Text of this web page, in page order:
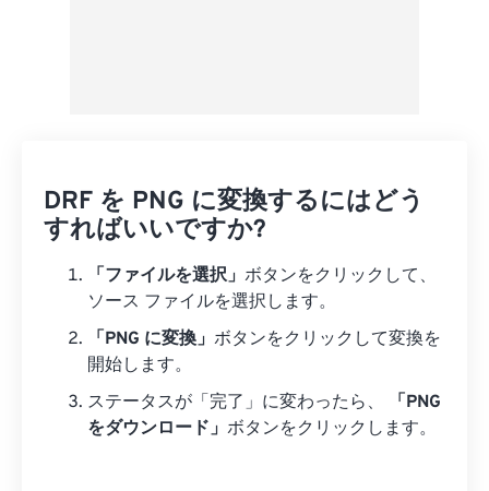
DRF を PNG に変換するにはどう
すればいいですか?
「ファイルを選択」 ボタンをクリックして、
ソース ファイルを選択します。
「PNG に変換」 ボタンをクリックして変換を
開始します。
ステータスが「完了」に変わったら、
「PNG
をダウンロード」 ボタンをクリックします。